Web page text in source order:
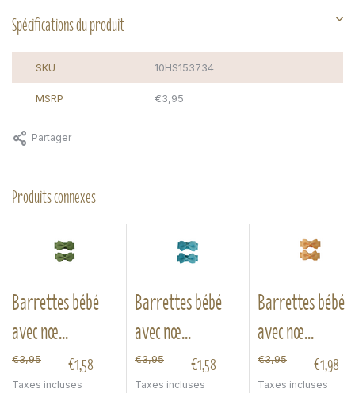
Spécifications du produit
SKU 10HS153734
MSRP €3,95
Partager
Produits connexes
Barrettes bébé
avec nœ...
€3,95 €1,58
Taxes incluses
Barrettes bébé
avec nœ...
€3,95 €1,58
Taxes incluses
Barrettes bébé
avec nœ...
€3,95 €1,98
Taxes incluses